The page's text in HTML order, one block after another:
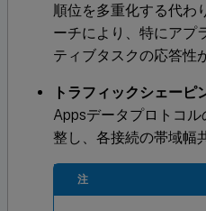
順位を多重化する代わ
ーチにより、特にアプ
ティブタスクの応答性
トラフィックシェーピ
Appsデータプロトコ
整し、各接続の帯域幅
注